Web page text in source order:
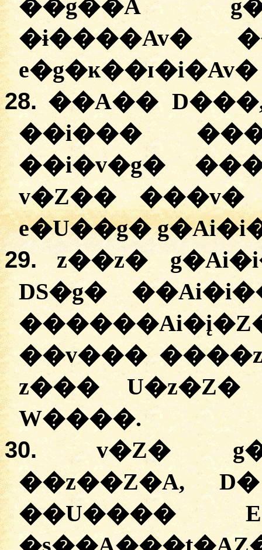
��g��A
�ɨ����Av�
28. ��A��
��i���
��i�v�g�
v�Z�� ���v�
e�U��g�
29.
z��z�
DS�g�
��v���
z��� U�z�Z�
W����.
30.
v�Z�
��z��Z�A,
��U����